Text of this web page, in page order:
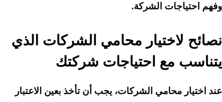
وفهم احتياجات الشركة.
نصائح لاختيار محامي الشركات الذي
يتناسب مع احتياجات شركتك
عند اختيار محامي الشركات، يجب أن تأخذ بعين الاعتبار